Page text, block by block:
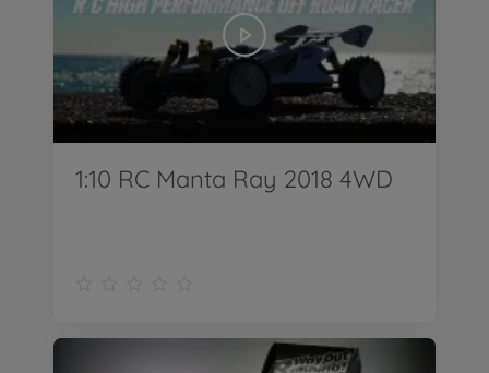
1:10 RC Manta Ray 2018 4WD